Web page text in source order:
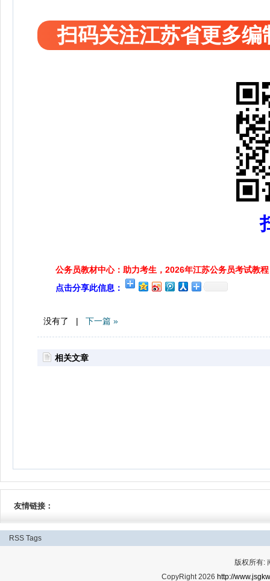
扫码关注江苏省更多
公务员教材中心：助力考生，2026年江苏公务员考试教程
点击分享此信息：
没有了 | 下一篇 »
相关文章
友情链接：
RSS Tags
版权所有:
CopyRight 2026 http://